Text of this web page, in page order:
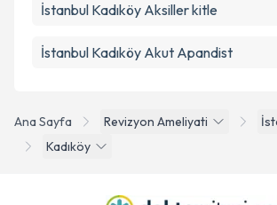
Ana Sayfa Revizyon Ameliyati
Kadıköy
İstanbul Kadıköy Aksiller kitle
İstanbul Kadıköy Akut Apandist